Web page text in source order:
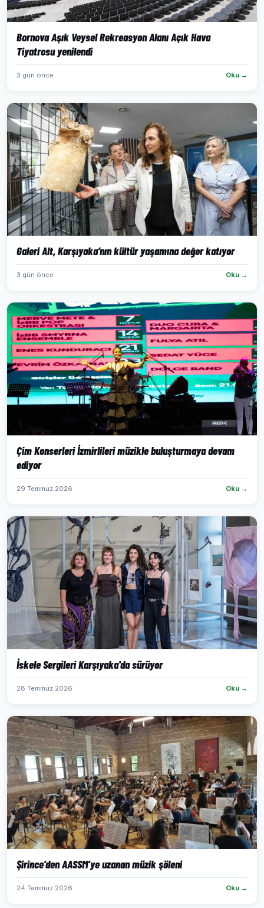
Bornova Aşık Veysel Rekreasyon Alanı Açık Hava
Tiyatrosu yenilendi
3 gün önce Oku →
Galeri Alt, Karşıyaka’nın kültür yaşamına değer katıyor
3 gün önce Oku →
Çim Konserleri İzmirlileri müzikle buluşturmaya devam
ediyor
29 Temmuz 2026 Oku →
İskele Sergileri Karşıyaka'da sürüyor
28 Temmuz 2026 Oku →
Şirince’den AASSM’ye uzanan müzik şöleni
24 Temmuz 2026 Oku →